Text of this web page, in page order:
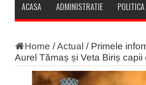
ACASA ADMINISTRATIE POLITICA
Home /Actual / Primele
Aurel Tămaș și Veta Biriș